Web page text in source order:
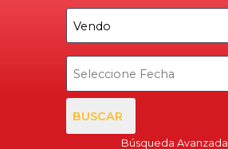
BUSCAR
Búsqueda Avanzada